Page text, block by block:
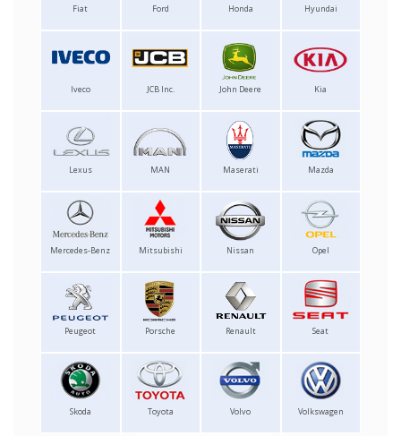
Fiat Ford Honda Hyundai
Iveco JCB Inc. John Deere Kia
Lexus MAN Maserati Mazda
Mercedes-Benz Mitsubishi Nissan Opel
Peugeot Porsche Renault Seat
Skoda Toyota Volvo Volkswagen